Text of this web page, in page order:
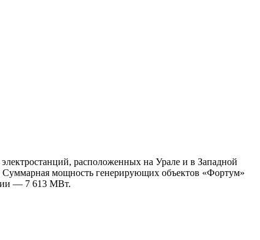
расположенных на Урале и в Западной
Суммарная мощность генерирующих объектов «Фортум»
— 7 613 МВт.